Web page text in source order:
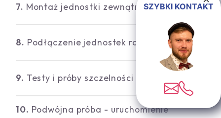
7. Montaż jednostki zewnątrz
8. Podłączenie jednostek razem
9. Testy i próby szczelności
10. Podwójna próba - uruchomienie
SZYBKI KONTAKT